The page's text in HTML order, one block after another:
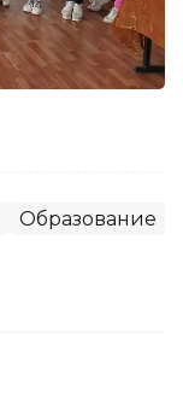
Образование